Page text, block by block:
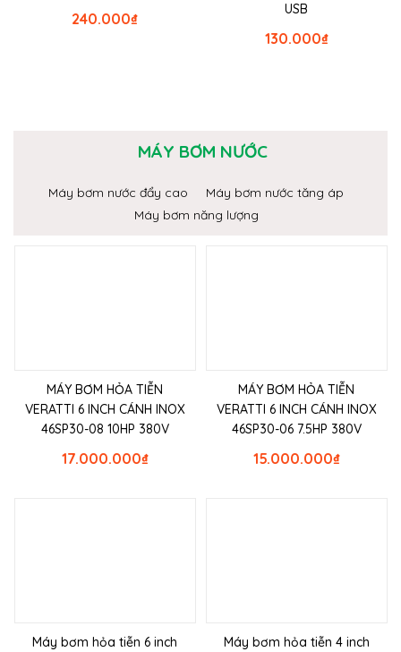
₫
240.000
USB
₫
130.000
MÁY BƠM NƯỚC
Máy bơm nước đẩy cao
Máy bơm nước tăng áp
Máy bơm năng lượng
MÁY BƠM HỎA TIỄN
VERATTI 6 INCH CÁNH INOX
46SP30-08 10HP 380V
₫
17.000.000
MÁY BƠM HỎA TIỄN
VERATTI 6 INCH CÁNH INOX
46SP30-06 7.5HP 380V
₫
15.000.000
Máy bơm hỏa tiễn 6 inch
Máy bơm hỏa tiễn 4 inch